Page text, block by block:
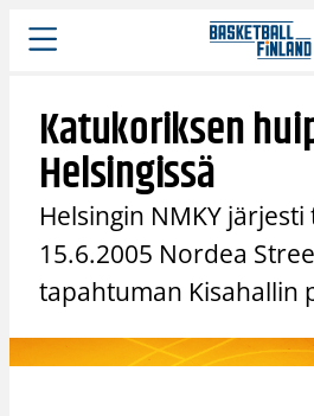
Siirry
sisältöön
Katukoriksen
Helsingissä
Helsingin NMKY
15.6.2005 Nordea
tapahtuman Kisahallin